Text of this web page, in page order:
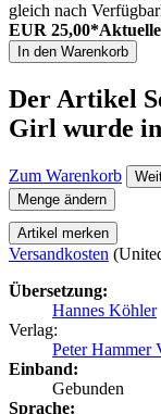
gleich nach
EUR 25,00*
In den Warenkorb
Der Artikel
Girl wurde
Zum Warenkorb
Menge ändern
Artikel merken
Versandkosten
Übersetzung:
Hannes Köhler
Verlag:
Peter Hammer
Einband:
Gebunden
Sprache: